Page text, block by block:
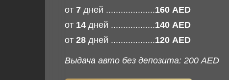
от 7 дней ....................160 AED
от 28 дней ..................120 AED
от 14 дней ..................140 AED
Выдача авто без депозита: 200 AED